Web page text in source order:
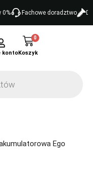
0% Fachowe doradztwo
konto
0
Ego